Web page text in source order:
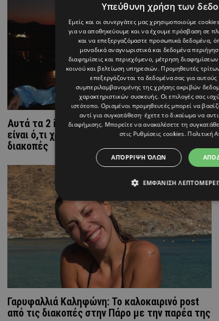
Αυτά τα 2 items της Βάλιας Χατζηθεοδώρου
είναι ό,τι χρειάζεσαι για τις καλοκαιρινές σου
διακοπές
Γαρυφαλλιά Καληφώνη: To καλοκαιρινό post
από τις διακοπές στην Πάρο με την παρέα της
Υπεύθυνη χρήση των
Εμείς και οι συνεργάτες μας χρησιμοποιούμε
για να αποθηκεύουμε και να έχουμε πρόσβαση σε
και να επεξεργαζόμαστε προσωπικά δεδομένα,
μοναδικά αναγνωριστικά και δεδομένα
διαφημίσεις και περιεχόμενο, μέτρηση
κοινού και βελτίωση υπηρεσιών. Προμηθευτές
επεξεργάζονται τα δεδομένα σας για
συμπεριλαμβανομένης της χρήσης ακριβών
χαρακτηριστικών συσκευής. Οι επιλογές σας
ιστότοπο. Ορισμένοι προμηθευτές μπορεί να
αντί για συγκατάθεση· έχετε το δικαίωμα να
διαφήμισης. Μπορείτε να ανακαλέσετε τη
στις Ρυθμίσεις cookies. Πολιτική
ΑΠΌΡΡΙΨΗ ΌΛΩΝ
ΕΜΦΆΝΙΣΗ